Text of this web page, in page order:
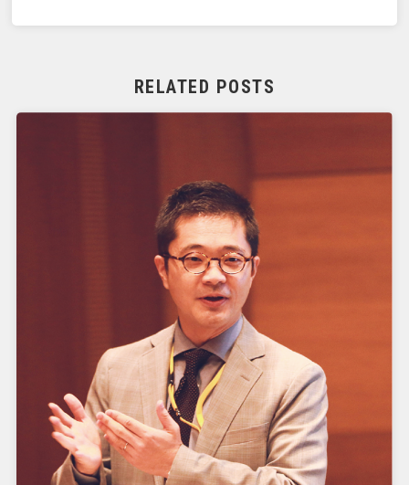
RELATED POSTS